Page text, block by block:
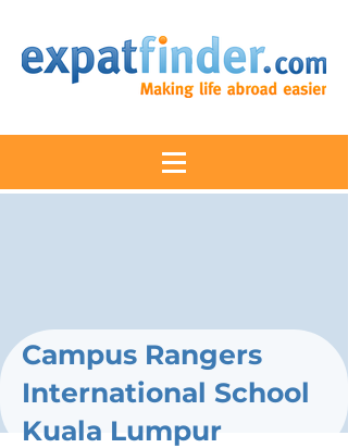
Campus Rangers
International School
Kuala Lumpur